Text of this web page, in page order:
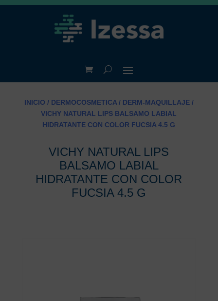
INICIO / DERMOCOSMETICA/ DERM-MAQUILLAJE/
VICHY NATURAL LIPS BALSAMO LABIAL
HIDRATANTE CON COLOR FUCSIA 4.5 G
VICHY NATURAL LIPS
BALSAMO LABIAL
HIDRATANTE CON COLOR
FUCSIA 4.5 G